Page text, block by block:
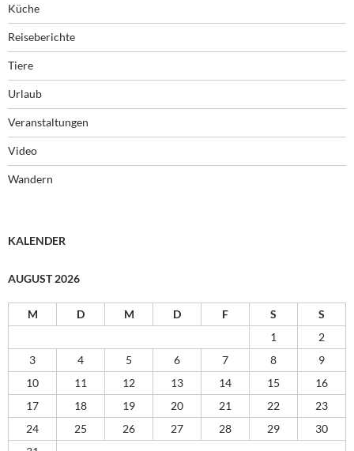
Küche
Reiseberichte
Tiere
Urlaub
Veranstaltungen
Video
Wandern
KALENDER
AUGUST 2026
M D M D F S
S
1
2
3
4 5 6 7 8
9
10
11 12 13 14 15
16
17
18 19 20 21 22
23
24
25 26 27 28 29
30